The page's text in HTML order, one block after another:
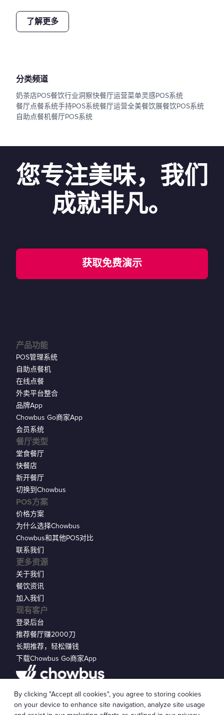
了解更多
分类频道
奶茶店POS餐饮行业洞察快餐厅运营菜单灵感POS系统
餐厅点餐系统手持POS系统餐厅运营全美餐饮展餐饮POS系统
自助点餐机餐厅POS系统
您专注美味，我们
成就非凡。
获取免费演示
现有客户
登录后台
推荐餐厅赚2000刀
长期推荐，轻松赚钱
下载Chowbus Go商家App
产品功能
POS管理系统
自助点餐机
在线点餐
外卖平台整合
品牌App
Chowbus Go商家App
会员系统
餐厅类型
堂食餐厅
快餐店
新开餐厅
切换到Chowbus
POS方案
价格方案
为什么选择Chowbus
Chowbus和其他POS对比
联系我们
更多资源
关于我们
餐饮资讯
加入我们
© 2026 Chowbus, Inc.Cookie 设置
By clicking "Accept all cookies", you agree to storing cookies
on your device to enhance site navigation, analyze site usage